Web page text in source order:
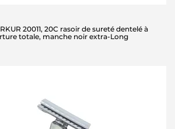
20011, 20C rasoir de sureté dentelé à
totale, manche noir extra-Long